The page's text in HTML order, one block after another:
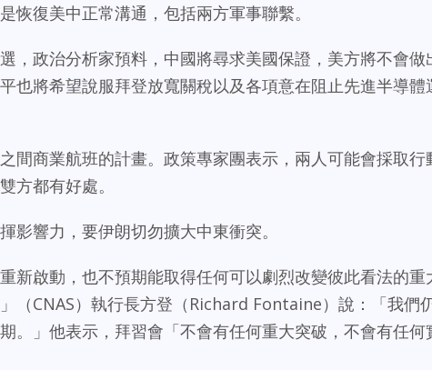
恢復美中正常溝通，包括兩方軍事聯繫。
，政治分析家預料，中國將尋求美國保證，美方將不會做
也將希望說服拜登放寬關稅以及各項意在阻止先進半導體
間商業航班的計畫。政策專家團表示，兩人可能會採取行
方都有好處。
影響力，要伊朗切勿擴大中東衝突。
新啟動，也不預期能取得任何可以劇烈改變彼此看法的重
（CNAS）執行長方登（Richard Fontaine）說：「我們
。」他表示，拜習會「不會有任何重大突破，不會有任何